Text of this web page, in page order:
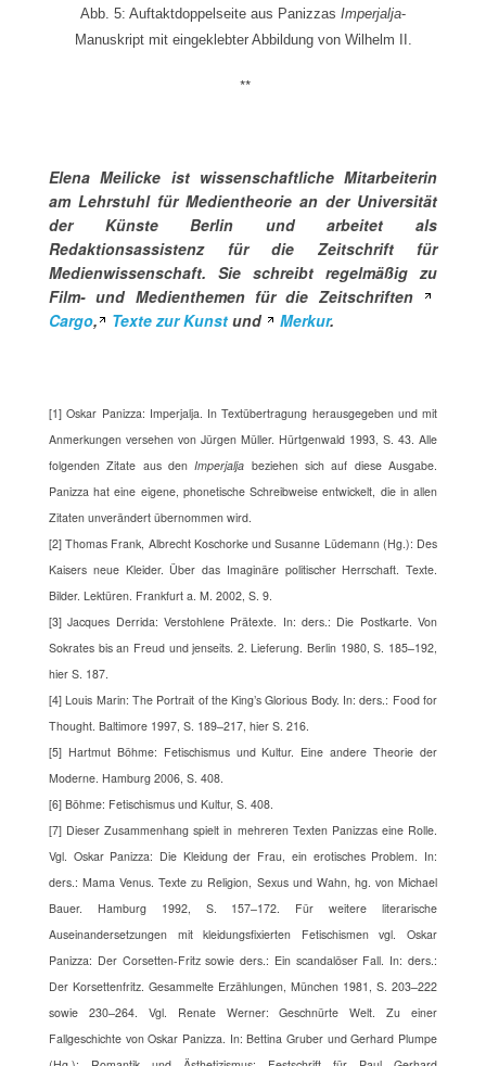
Abb. 5: Auftaktdoppelseite aus Panizzas Imperjalja-
Manuskript mit eingeklebter Abbildung von Wilhelm II.
**
Elena Meilicke ist wissenschaftliche Mitarbeiterin
am Lehrstuhl für Medientheorie an der Universität
der Künste Berlin und arbeitet als
Redaktionsassistenz für die Zeitschrift für
Medienwissenschaft. Sie schreibt regelmäßig zu
Film- und Medienthemen für die Zeitschriften
Cargo, Texte zur Kunst und Merkur.
[1] Oskar Panizza: Imperjalja. In Textübertragung herausgegeben und mit
Anmerkungen versehen von Jürgen Müller. Hürtgenwald 1993, S. 43. Alle
folgenden Zitate aus denImperjalja beziehen sich auf diese Ausgabe.
Panizza hat eine eigene, phonetische Schreibweise entwickelt, die in allen
Zitaten unverändert übernommen wird.
[2] Thomas Frank, Albrecht Koschorke und Susanne Lüdemann (Hg.): Des
Kaisers neue Kleider. Über das Imaginäre politischer Herrschaft. Texte.
Bilder. Lektüren. Frankfurt a. M. 2002, S. 9.
[3] Jacques Derrida: Verstohlene Prätexte. In: ders.: Die Postkarte. Von
Sokrates bis an Freud und jenseits. 2. Lieferung. Berlin 1980, S. 185–192,
hier S. 187.
[4] Louis Marin: The Portrait of the King’s Glorious Body. In: ders.: Food for
Thought. Baltimore 1997, S. 189–217, hier S. 216.
[5] Hartmut Böhme: Fetischismus und Kultur. Eine andere Theorie der
Moderne. Hamburg 2006, S. 408.
[6] Böhme: Fetischismus und Kultur, S. 408.
[7] Dieser Zusammenhang spielt in mehreren Texten Panizzas eine Rolle.
Vgl. Oskar Panizza: Die Kleidung der Frau, ein erotisches Problem. In:
ders.: Mama Venus. Texte zu Religion, Sexus und Wahn, hg. von Michael
Bauer. Hamburg 1992, S. 157–172. Für weitere literarische
Auseinandersetzungen mit kleidungsfixierten Fetischismen vgl. Oskar
Panizza: Der Corsetten-Fritz sowie ders.: Ein scandalöser Fall. In: ders.:
Der Korsettenfritz. Gesammelte Erzählungen, München 1981, S. 203–222
sowie 230–264. Vgl. Renate Werner: Geschnürte Welt. Zu einer
Fallgeschichte von Oskar Panizza. In: Bettina Gruber und Gerhard Plumpe